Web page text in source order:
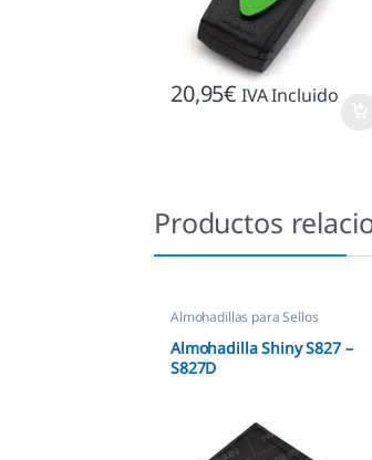
20,95€ IVA Incluido
Productos
Almohadillas para Sellos
Automáticos ,Almohadillas Shiny
Almohadilla Shiny S827 –
S827D